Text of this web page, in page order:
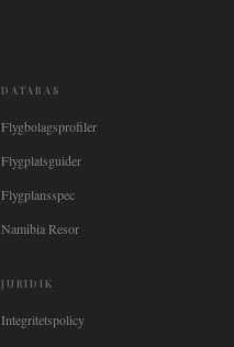
DATABAS
Flygbolagsprofiler
Flygplatsguider
Flygplansspec
Namibia Resor
JURIDIK
Integritetspolicy